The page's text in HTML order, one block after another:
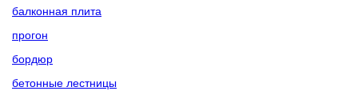
балконная плита
прогон
бордюр
бетонные лестницы